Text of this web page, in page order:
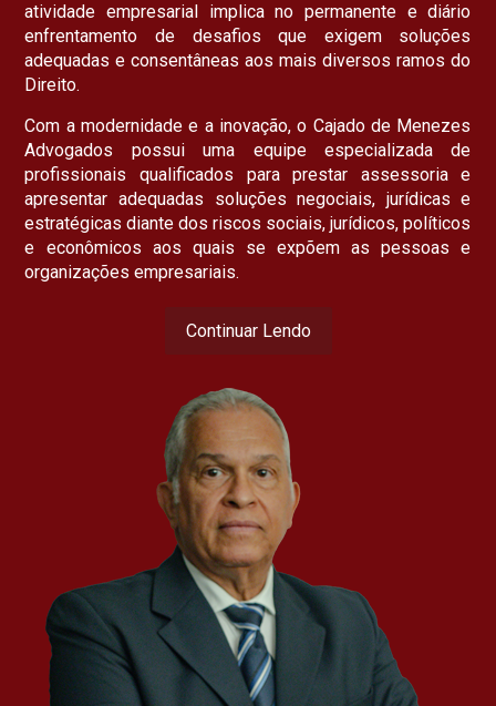
atividade empresarial implica no permanente e diário
enfrentamento de desafios que exigem soluções
adequadas e consentâneas aos mais diversos ramos do
Direito.
Com a modernidade e a inovação, o Cajado de Menezes
Advogados possui uma equipe especializada de
profissionais qualificados para prestar assessoria e
apresentar adequadas soluções negociais, jurídicas e
estratégicas diante dos riscos sociais, jurídicos, políticos
e econômicos aos quais se expõem as pessoas e
organizações empresariais.
Continuar Lendo